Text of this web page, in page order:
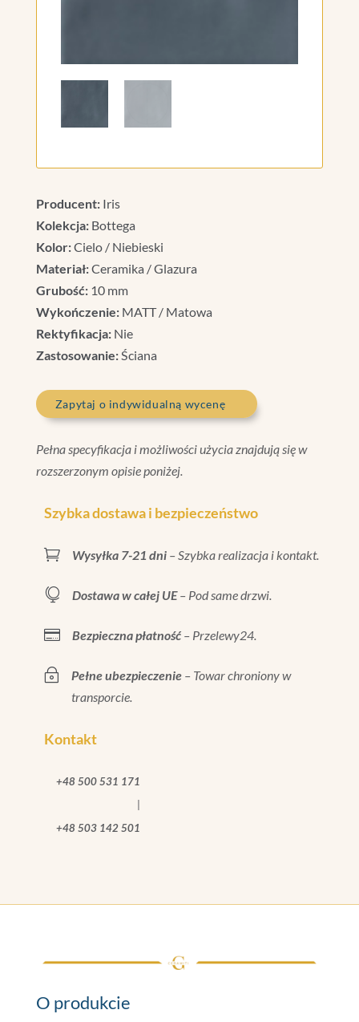
Producent:Iris
Kolekcja:Bottega
Kolor:Cielo / Niebieski
Materiał:Ceramika / Glazura
Grubość:10 mm
Wykończenie:MATT / Matowa
Rektyfikacja:Nie
Zastosowanie:Ściana
Zapytaj o indywidualną wycenę
Pełna specyfikacja i możliwości użycia znajdują się w
rozszerzonym opisie poniżej.
Szybka dostawa i bezpieczeństwo
 Wysyłka 7-21 dni– Szybka realizacja i kontakt.
 Dostawa w całej UE– Pod same drzwi.
 Bezpieczna płatność– Przelewy24.
~ Pełne ubezpieczenie– Towar chroniony w
transporcie.
Kontakt
+48 500 531 171
+48 503 142 501
O produkcie